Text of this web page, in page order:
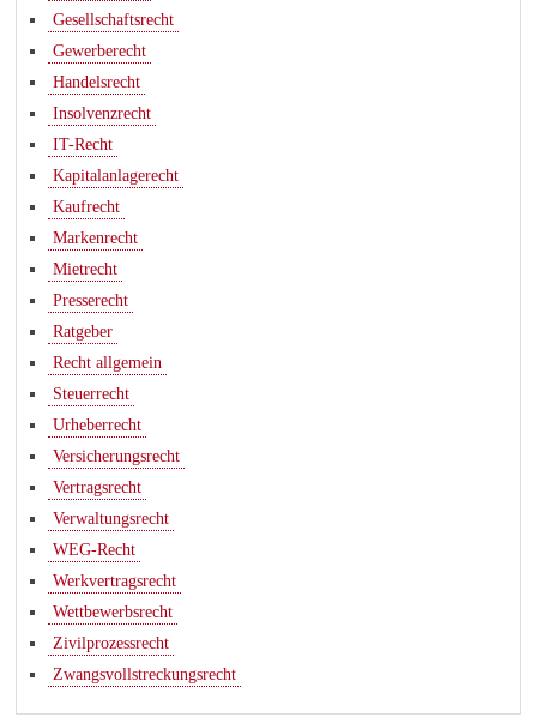
Gesellschaftsrecht
Gewerberecht
Handelsrecht
Insolvenzrecht
IT-Recht
Kapitalanlagerecht
Kaufrecht
Markenrecht
Mietrecht
Presserecht
Ratgeber
Recht allgemein
Steuerrecht
Urheberrecht
Versicherungsrecht
Vertragsrecht
Verwaltungsrecht
WEG-Recht
Werkvertragsrecht
Wettbewerbsrecht
Zivilprozessrecht
Zwangsvollstreckungsrecht